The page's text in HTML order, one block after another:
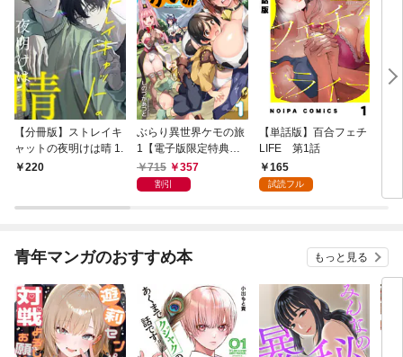
【分冊版】ストレイキ
ャットの夜明けは晴 1.
220
ぶらり異世界ケモの旅
1【電子版限定特典付
き】715 357
割引
【単話版】百合フェチ
LIFE 第1話
165
試読フル
青年マンガのおすすめ本 もっと見る